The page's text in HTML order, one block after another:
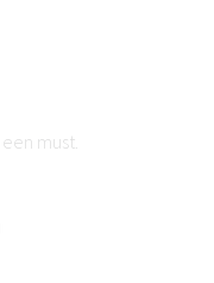
must.